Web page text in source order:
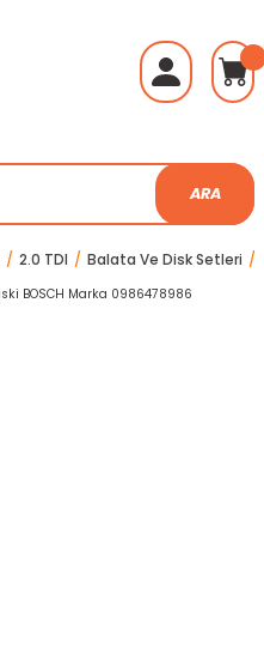
ARA
2.0 TDI Balata Ve Disk Setleri